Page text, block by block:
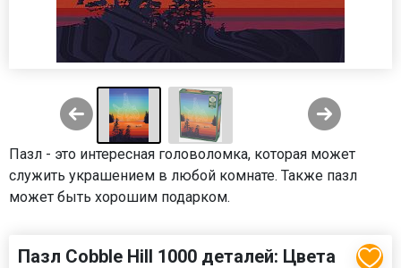
Пазл - это интересная головоломка, которая может
служить украшением в любой комнате. Также пазл
может быть хорошим подарком.
Пазл Cobble Hill 1000 деталей: Цвета